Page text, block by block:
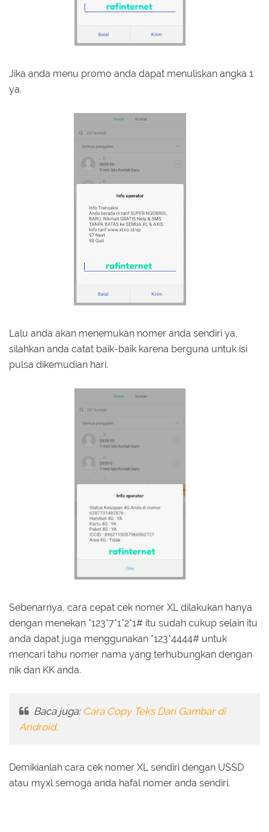
Jika anda menu promo anda dapat menuliskan angka 1
ya.
Lalu anda akan menemukan nomer anda sendiri ya,
silahkan anda catat baik-baik karena berguna untuk isi
pulsa dikemudian hari.
Sebenarnya, cara cepat cek nomer XL dilakukan hanya
dengan menekan *123*7*1*2*1# itu sudah cukup selain itu
anda dapat juga menggunakan *123*4444# untuk
mencari tahu nomer nama yang terhubungkan dengan
nik dan KK anda.
Baca juga: Cara Copy Teks Dari Gambar di
Android.
Demikianlah cara cek nomer XL sendiri dengan USSD
atau myxl semoga anda hafal nomer anda sendiri.